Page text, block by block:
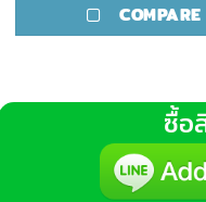
COMPARE
ซื้อ